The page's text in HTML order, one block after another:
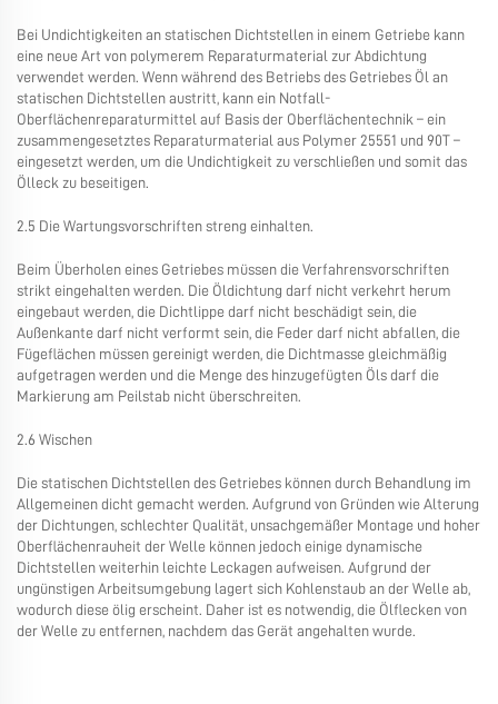
Bei Undichtigkeiten an statischen Dichtstellen in einem Getriebe kann
eine neue Art von polymerem Reparaturmaterial zur Abdichtung
verwendet werden. Wenn während des Betriebs des Getriebes Öl an
statischen Dichtstellen austritt, kann ein Notfall-
Oberflächenreparaturmittel auf Basis der Oberflächentechnik – ein
zusammengesetztes Reparaturmaterial aus Polymer 25551 und 90T –
eingesetzt werden, um die Undichtigkeit zu verschließen und somit das
Ölleck zu beseitigen.
2.5 Die Wartungsvorschriften streng einhalten.
Beim Überholen eines Getriebes müssen die Verfahrensvorschriften
strikt eingehalten werden. Die Öldichtung darf nicht verkehrt herum
eingebaut werden, die Dichtlippe darf nicht beschädigt sein, die
Außenkante darf nicht verformt sein, die Feder darf nicht abfallen, die
Fügeflächen müssen gereinigt werden, die Dichtmasse gleichmäßig
aufgetragen werden und die Menge des hinzugefügten Öls darf die
Markierung am Peilstab nicht überschreiten.
2.6 Wischen
Die statischen Dichtstellen des Getriebes können durch Behandlung im
Allgemeinen dicht gemacht werden. Aufgrund von Gründen wie Alterung
der Dichtungen, schlechter Qualität, unsachgemäßer Montage und hoher
Oberflächenrauheit der Welle können jedoch einige dynamische
Dichtstellen weiterhin leichte Leckagen aufweisen. Aufgrund der
ungünstigen Arbeitsumgebung lagert sich Kohlenstaub an der Welle ab,
wodurch diese ölig erscheint. Daher ist es notwendig, die Ölflecken von
der Welle zu entfernen, nachdem das Gerät angehalten wurde.